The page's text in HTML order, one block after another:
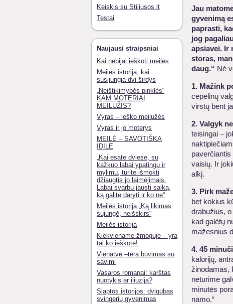
Keiskis su Stiliusos.lt
Testai
Naujausi straipsniai
Kai nebijai ieškoti meilės
Meilės istorija, kai
susijungia dvi širdys
„Neištikimybės pinklės“
KAM MOTERIAI
MEILUŽIS?
Vyras – ieško meilužės
Vyras ir jo moterys
MEILĖ – SAVOTIŠKA
IDILĖ
„Kai esate dviese, su
kažkuo labai ypatingu ir
mylimu, turite išmokti
džiaugtis jo laimėjimais.
Labai svarbu jausti saiką,
ką galite daryti ir ko ne“
Meilės istorija „Ką likimas
sujungė, neišskirs“
Meilės istorija
Kiekviename žmoguje – yra
tai ko ieškote!
Vienatvė –tėra būvimas su
savimi
Vasaros romanai: karštas
nuotykis ar iliuzija?
Slaptos istorijos: dvigubas
svingerių gyvenimas
Jau
gyvenimą
paprasti,
jog
apsiavei. Ir
storas,
daug.“ Nė
1. Mažink
cepelinų
virstų bent
2. Valgyk
teisingai –
vaisių. Ir
alkį.
3. Pirk
bet kokius
drabužius,
kad galėtų
mažesnius
4. 45
kalorijų,
žinodamas,
neturime
minutės
namo.“